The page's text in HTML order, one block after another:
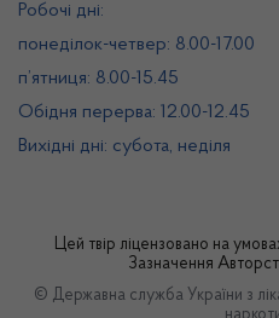
Робочі дні:
понеділок-четвер: 8.00-17.00
п’ятниця: 8.00-15.45
Обідня перерва: 12.00-12.45
Вихідні дні: субота, неділя
Цей твір ліцензовано на
Зазначення
© Державна служба України з